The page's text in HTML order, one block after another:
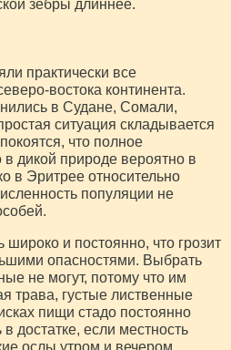
зебры длиннее.
практически все
востока континента.
в Судане, Сомали,
ситуация складывается
что полное
в дикой природе вероятно в
в Эритрее относительно
популяции не
и постоянно, что грозит
опасностями. Выбрать
не могут, потому что им
трава, густые лиственные
пищи стадо постоянно
в достатке, если местность
ослы утром и вечером,